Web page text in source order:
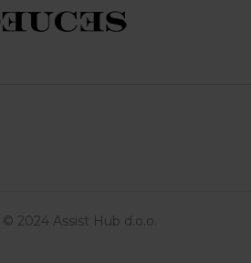
2024 Assist Hub d.o.o.